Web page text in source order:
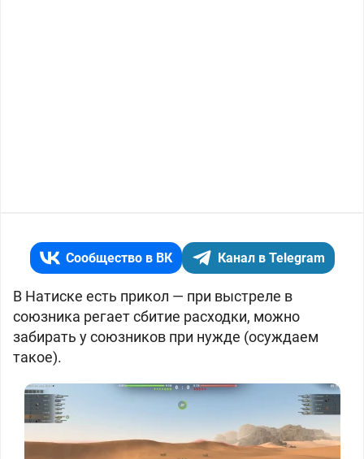
Сообщество в ВК Канал в Telegram
В Натиске есть прикол — при выстреле в
союзника регает сбитие расходки, можно
забирать у союзников при нужде (осуждаем
такое).